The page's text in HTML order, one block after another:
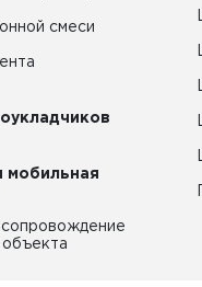
смеси
мобильная
объекта